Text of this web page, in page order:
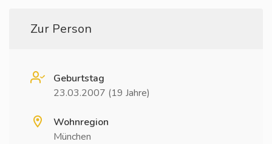
Zur Person
Geburtstag
23.03.2007 (19 Jahre)
Wohnregion
München